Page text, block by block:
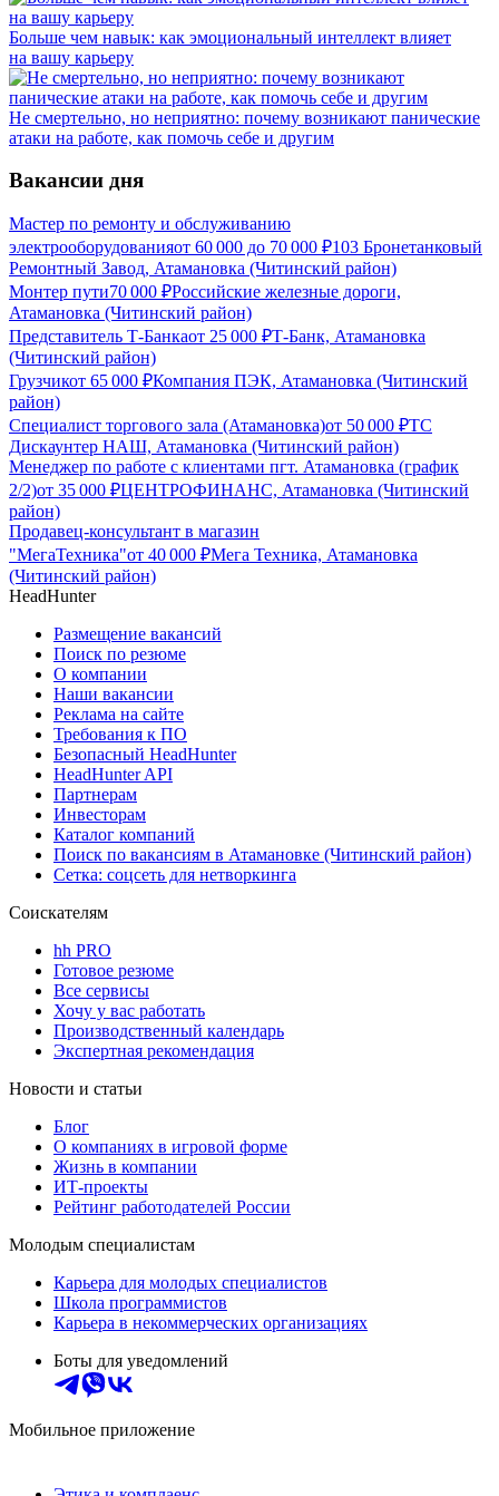
Больше чем навык: как эмоциональный интеллект влияет
на вашу карьеру
Не смертельно, но неприятно: почему возникают панические
атаки на работе, как помочь себе и другим
Вакансии дня
Мастер по ремонту и обслуживанию
электрооборудованияот 60 000 до 70 000 ₽103 Бронетанковый
Ремонтный Завод, Атамановка (Читинский район)
Монтер пути70 000 ₽Российские железные дороги,
Атамановка (Читинский район)
Представитель Т-Банкаот 25 000 ₽Т-Банк, Атамановка
(Читинский район)
Грузчикот 65 000 ₽Компания ПЭК, Атамановка (Читинский
район)
Специалист торгового зала (Атамановка)от 50 000 ₽ТС
Дискаунтер НАШ, Атамановка (Читинский район)
Менеджер по работе с клиентами пгт. Атамановка (график
2/2)от 35 000 ₽ЦЕНТРОФИНАНС, Атамановка (Читинский
район)
Продавец-консультант в магазин
"МегаТехника"от 40 000 ₽Мега Техника, Атамановка
(Читинский район)
HeadHunter
Размещение вакансий
Поиск по резюме
О компании
Наши вакансии
Реклама на сайте
Требования к ПО
Безопасный HeadHunter
HeadHunter API
Партнерам
Инвесторам
Каталог компаний
Поиск по вакансиям в Атамановке (Читинский район)
Сетка: соцсеть для нетворкинга
Соискателям
hh PRO
Готовое резюме
Все сервисы
Хочу у вас работать
Производственный календарь
Экспертная рекомендация
Новости и статьи
Блог
О компаниях в игровой форме
Жизнь в компании
ИТ-проекты
Рейтинг работодателей России
Молодым специалистам
Карьера для молодых специалистов
Школа программистов
Карьера в некоммерческих организациях
Боты для уведомлений
Мобильное приложение